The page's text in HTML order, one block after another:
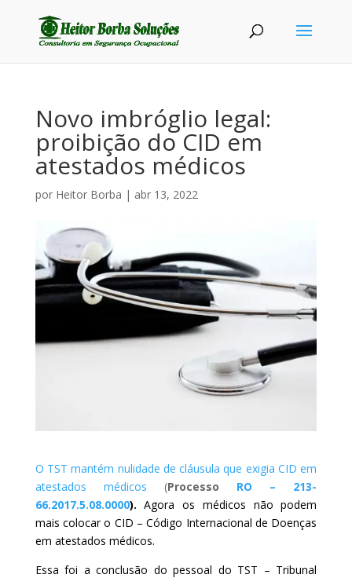
Novo imbróglio legal:
proibição do CID em
atestados médicos
por Heitor Borba | abr 13, 2022
O TST mantém nulidade de cláusula que exigia CID em
atestados médicos (Processo RO – 213-
66.2017.5.08.0000). Agora os médicos não podem
mais colocar o CID – Código Internacional de Doenças
em atestados médicos.
Essa foi a conclusão do pessoal do TST – Tribunal